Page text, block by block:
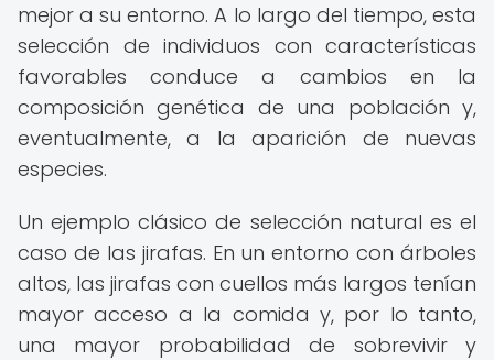
mejor a su entorno. A lo largo del tiempo, esta
selección de individuos con características
favorables conduce a cambios en la
composición genética de una población y,
eventualmente, a la aparición de nuevas
especies.
Un ejemplo clásico de selección natural es el
caso de las jirafas. En un entorno con árboles
altos, las jirafas con cuellos más largos tenían
mayor acceso a la comida y, por lo tanto,
una mayor probabilidad de sobrevivir y